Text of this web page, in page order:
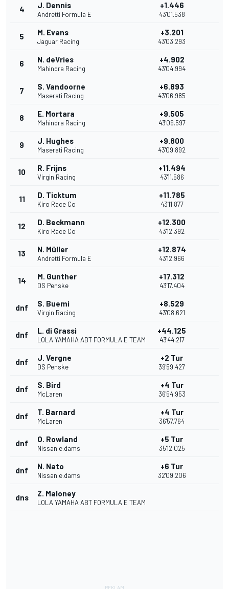
4 J. Dennis
Andretti Formula E
+1.446
43'01.538
5 M. Evans
Jaguar Racing
+3.201
43'03.293
6 N. deVries
Mahindra Racing
+4.902
43'04.994
7 S. Vandoorne
Maserati Racing
+6.893
43'06.985
8 E. Mortara
Mahindra Racing
+9.505
43'09.597
9 J. Hughes
Maserati Racing
+9.800
43'09.892
10 R. Frijns
Virgin Racing
+11.494
43'11.586
11 D. Ticktum
Kiro Race Co
+11.785
43'11.877
12 D. Beckmann
Kiro Race Co
+12.300
43'12.392
13 N. Müller
Andretti Formula E
+12.874
43'12.966
14 M. Gunther
DS Penske
+17.312
43'17.404
dnf S. Buemi
Virgin Racing
+8.529
43'08.621
dnf L. di Grassi
LOLA YAMAHA ABT FORMULA E TEAM
+44.125
43'44.217
dnf J. Vergne
DS Penske
+2 Tur
39'59.427
dnf S. Bird
McLaren
+4 Tur
36'54.953
dnf T. Barnard
McLaren
+4 Tur
36'57.764
dnf O. Rowland
Nissan e.dams
+5 Tur
35'12.025
dnf N. Nato
Nissan e.dams
+6 Tur
32'09.206
dns Z. Maloney
LOLA YAMAHA ABT FORMULA E TEAM